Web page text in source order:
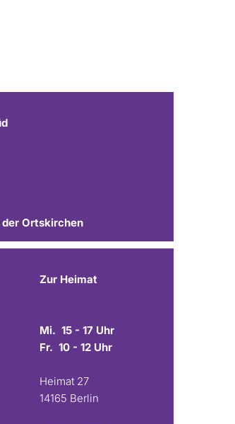
Ortskirchen
Zur Heimat
Mi. 15 - 17 Uhr
Fr. 10 - 12 Uhr
Heimat 27
14165 Berlin